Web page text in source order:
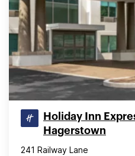
Holiday Inn
Hagerstown
241 Railway Lane